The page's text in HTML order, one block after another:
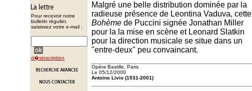
Pour recevoir notre
bulletin régulier,
saisissez votre e-mail :
d�sinscription
Malgré une belle distribution dominée par la
radieuse présence de Leontina Vaduva, cette
Bohème de Puccini signée Jonathan Miller
pour la la mise en scène et Leonard Slatkin
pour la direction musicale se situe dans un
"entre-deux" peu convaincant.
Opéra Bastille, Paris
Le 05/12/2000
Antoine Livio (1931-2001)